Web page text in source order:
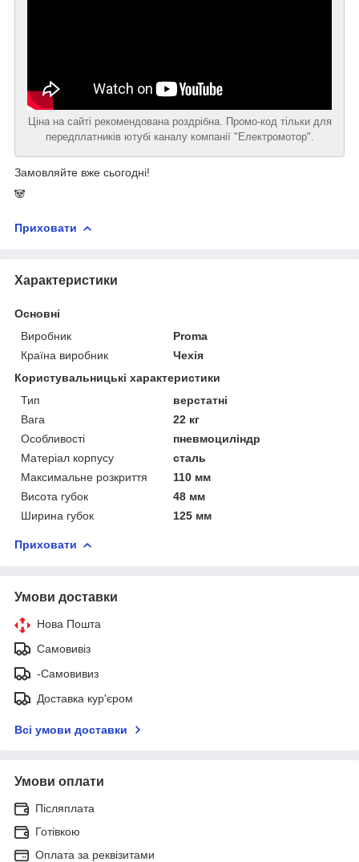
Ціна на сайті рекомендована роздрібна. Промо-код тільки для
передплатників ютубі каналу компанії "Електромотор".
Замовляйте вже сьогодні!
🐼
Приховати
Характеристики
Основні
Виробник
Proma
Країна виробник
Чехія
Користувальницькі характеристики
Тип
верстатні
Вага
22 кг
Особливості
пневмоциліндр
Матеріал корпусу
сталь
Максимальне розкриття
110 мм
Висота губок
48 мм
Ширина губок
125 мм
Приховати
Умови доставки
Нова Пошта
Самовивіз
-Самовивиз
Доставка кур'єром
Всі умови доставки
Умови оплати
Післяплата
Готівкою
Оплата за реквізитами